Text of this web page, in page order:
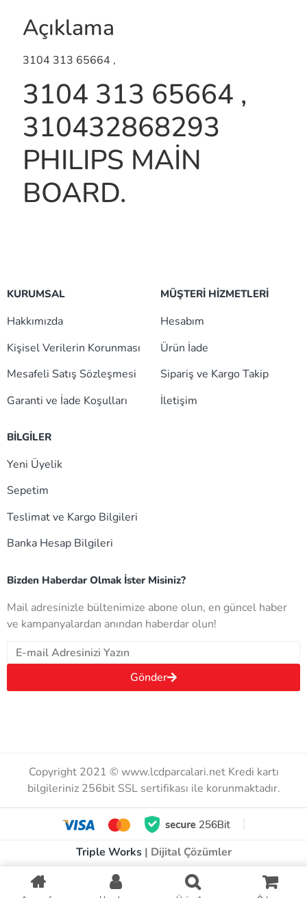
Açıklama
3104 313 65664 ,
3104 313 65664 ,
310432868293
PHILIPS MAİN
BOARD.
KURUMSAL
Hakkımızda
Kişisel Verilerin Korunması
Mesafeli Satış Sözleşmesi
Garanti ve İade Koşulları
MÜŞTERİ HİZMETLERİ
Hesabım
Ürün İade
Sipariş ve Kargo Takip
İletişim
BİLGİLER
Yeni Üyelik
Sepetim
Teslimat ve Kargo Bilgileri
Banka Hesap Bilgileri
Bizden Haberdar Olmak İster Misiniz?
Mail adresinizle bültenimize abone olun, en güncel haber
ve kampanyalardan anından haberdar olun!
Gönder
Copyright 2021 © www.lcdparcalari.net Kredi kartı
bilgileriniz 256bit SSL sertifikası ile korunmaktadır.
Triple Works| Dijital Çözümler